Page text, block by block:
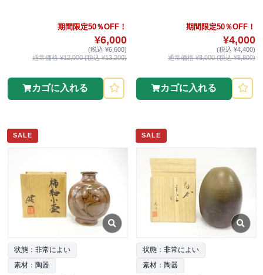
期間限定50％OFF！
¥6,000
(税込 ¥6,600)
通常価格 ¥12,000 (税込 ¥13,200)
カゴに入れる
期間限定50％OFF！
¥4,000
(税込 ¥4,400)
通常価格 ¥8,000 (税込 ¥8,800)
カゴに入れる
SALE
状態：非常によい
素材：陶器
SALE
状態：非常によい
素材：陶器